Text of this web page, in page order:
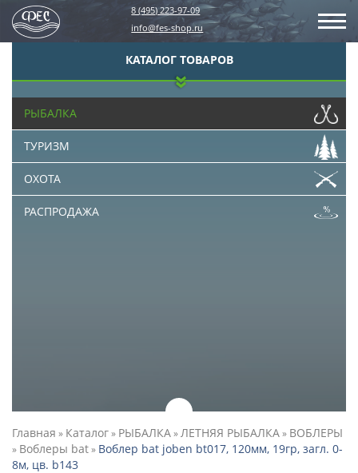
8 (495) 223-97-09
info@fes-shop.ru
КАТАЛОГ ТОВАРОВ
РЫБАЛКА
ТУРИЗМ
ОХОТА
РАСПРОДАЖА
Главная » Каталог» РЫБАЛКА»ЛЕТНЯЯ РЫБАЛКА» ВОБЛЕРЫ
» Воблеры bat» Воблер bat joben bt017, 120мм, 19гр, загл. 0-
8м, цв. b143